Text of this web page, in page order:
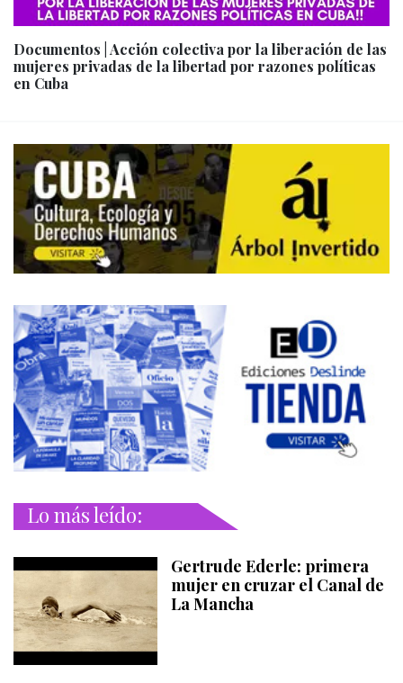
Documentos | Acción colectiva por la liberación de las
mujeres privadas de la libertad por razones políticas
en Cuba
Lo más leído:
Gertrude Ederle: primera
mujer en cruzar el Canal de
La Mancha